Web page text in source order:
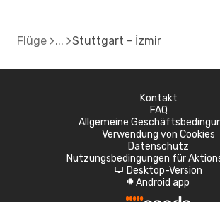
Flüge Stuttgart - İzmir
Kontakt
FAQ
Allgemeine
Verwendung von Cookies
Datenschutz
Nutzungsbedingungen für
d Desktop-Version
A Android app